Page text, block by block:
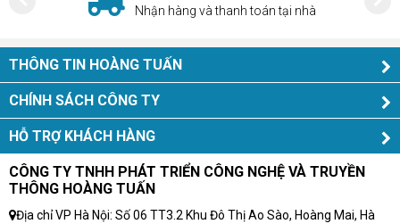
Nhận hàng và thanh toán tại nhà
THÔNG TIN HOÀNG TUẤN
CHÍNH SÁCH CÔNG TY
HỖ TRỢ KHÁCH HÀNG
CÔNG TY TNHH PHÁT TRIỂN CÔNG NGHỆ VÀ TRUYỀN
THÔNG HOÀNG TUẤN
Địa chỉ VP Hà Nội: Số 06 TT3.2 Khu Đô Thị Ao Sào, Hoàng Mai, Hà